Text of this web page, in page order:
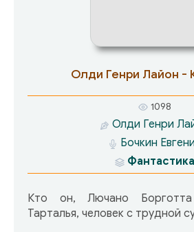
Олди Генри Лайон -
1098
Олди Генри
Бочкин
Фантастика
Кто он, Лючано
Тарталья, человек с трудной